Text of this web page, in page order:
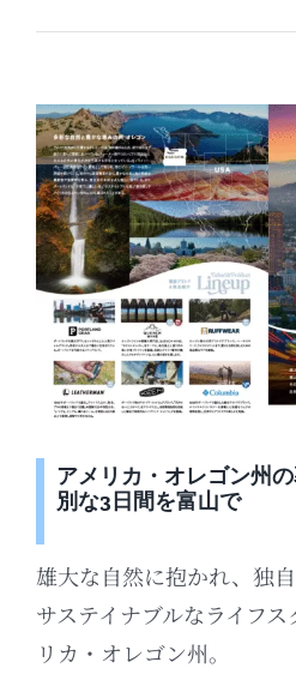
アメリカ・オレゴン州
別な3日間を富山で
雄大な自然に抱かれ、独
サステイナブルなライフ
リカ・オレゴン州。